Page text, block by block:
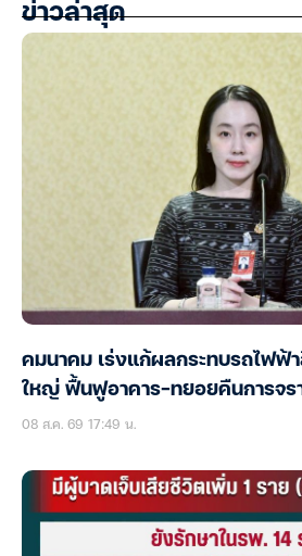
ข่าวล่าสุด
คมนาคม เร่งแก้ผลกระทบรถไฟฟ้
ใหญ่ ฟื้นฟูอาคาร-ทยอยคืนการจร
08 ส.ค. 69 17:49 น.